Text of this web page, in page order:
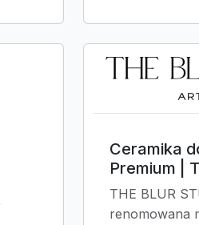
Ceramika
Premium |
THE BLUR
renomowana